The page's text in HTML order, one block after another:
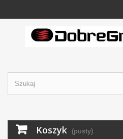
Koszyk (pusty)